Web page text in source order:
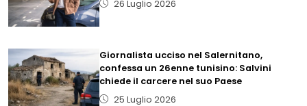
26 Luglio 2026
Giornalista ucciso nel Salernitano,
confessa un 26enne tunisino: Salvini
chiede il carcere nel suo Paese
25 Luglio 2026